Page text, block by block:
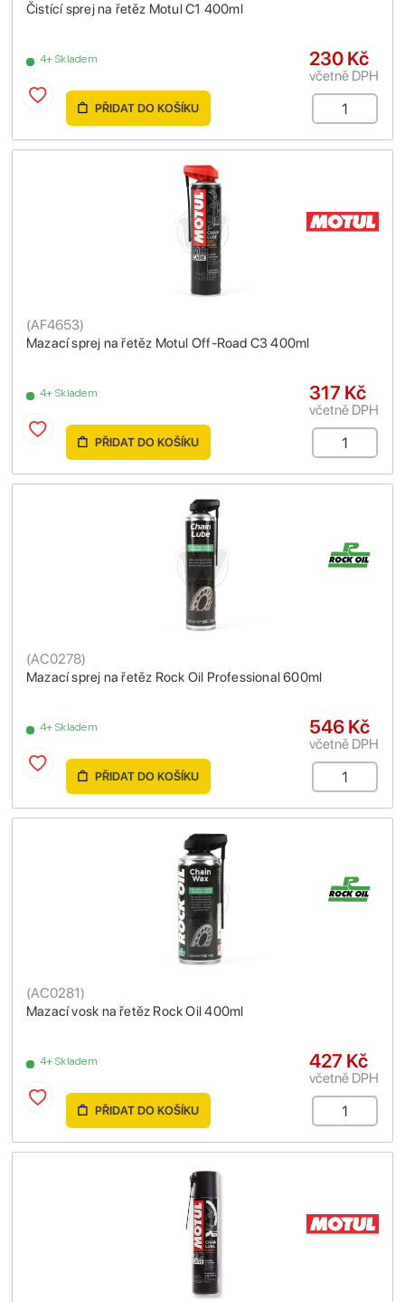
Čistící sprej na řetěz Motul C1 400ml
4+ Skladem 230 Kč
včetně DPH
PŘIDAT DO KOŠÍKU
Mazací sprej na řetěz Motul Off-Road C3 400ml
(AF4653)
4+ Skladem 317 Kč
včetně DPH
PŘIDAT DO KOŠÍKU
Mazací sprej na řetěz Rock Oil Professional 600ml
(AC0278)
4+ Skladem 546 Kč
včetně DPH
PŘIDAT DO KOŠÍKU
Mazací vosk na řetěz Rock Oil 400ml
(AC0281)
4+ Skladem 427 Kč
včetně DPH
PŘIDAT DO KOŠÍKU